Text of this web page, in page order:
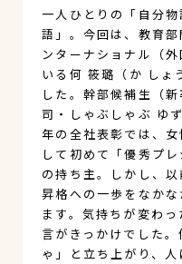
一人ひとりの「自分
語」。今回は、教育
ンターナショナル（
いる何 筱璐（か しょ
した。幹部候補生（
司・しゃぶしゃぶ ゆ
年の全社表彰では、
して初めて「優秀プ
の持ち主。しかし、
昇格への一歩をなか
ます。気持ちが変わ
言がきっかけでした
ゃ」と立ち上がり、